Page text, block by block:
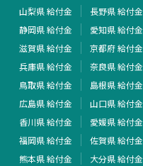
山梨県 給付金
長野県 給付金
静岡県 給付金
愛知県 給付金
滋賀県 給付金
京都府 給付金
兵庫県 給付金
奈良県 給付金
鳥取県 給付金
島根県 給付金
広島県 給付金
山口県 給付金
香川県 給付金
愛媛県 給付金
福岡県 給付金
佐賀県 給付金
熊本県 給付金
大分県 給付金